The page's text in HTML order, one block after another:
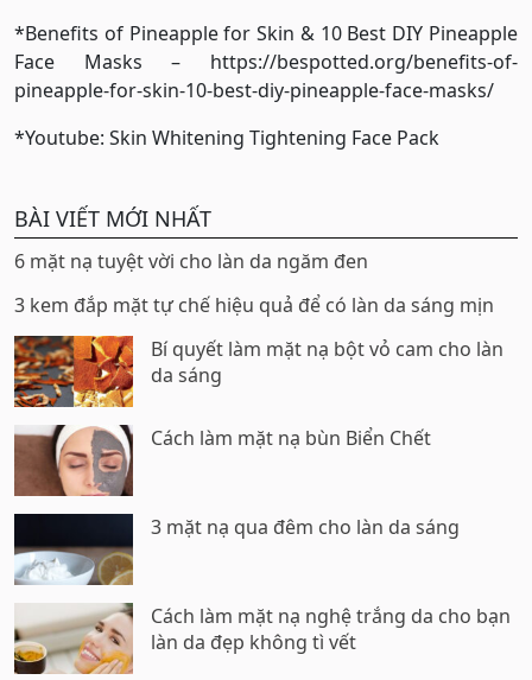
*Benefits of Pineapple for Skin & 10 Best DIY Pineapple
Face Masks – https://bespotted.org/benefits-of-
pineapple-for-skin-10-best-diy-pineapple-face-masks/
*Youtube: Skin Whitening Tightening Face Pack
BÀI VIẾT MỚI NHẤT
6 mặt nạ tuyệt vời cho làn da ngăm đen
3 kem đắp mặt tự chế hiệu quả để có làn da sáng mịn
Bí quyết làm mặt nạ bột vỏ cam cho làn
da sáng
Cách làm mặt nạ bùn Biển Chết
3 mặt nạ qua đêm cho làn da sáng
Cách làm mặt nạ nghệ trắng da cho bạn
làn da đẹp không tì vết